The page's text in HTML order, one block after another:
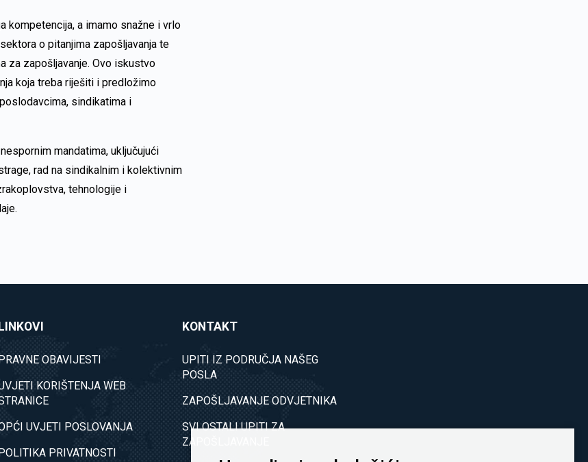
kompetencija, a imamo snažne i vrlo
o pitanjima zapošljavanja te
za zapošljavanje. Ovo iskustvo
koja treba riješiti i predložimo
sindikatima i
mandatima, uključujući
rad na sindikalnim i kolektivnim
tehnologije i
LINKOVI
OBAVIJESTI
KORIŠTENJA WEB
UVJETI POSLOVANJA
PRIVATNOSTI
KONTAKT
UPITI IZ PODRUČJA NAŠEG
POSLA
ZAPOŠLJAVANJE ODVJETNIKA
SVI OSTALI UPITI ZA
ZAPOŠLJAVANJE